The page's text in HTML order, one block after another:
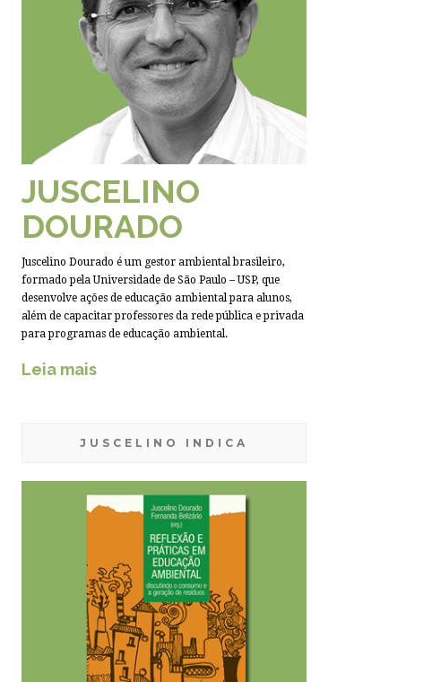
JUSCELINO
DOURADO
Juscelino Dourado é um gestor ambiental brasileiro,
formado pela Universidade de São Paulo – USP, que
desenvolve ações de educação ambiental para alunos,
além de capacitar professores da rede pública e privada
para programas de educação ambiental.
Leia mais
JUSCELINO INDICA